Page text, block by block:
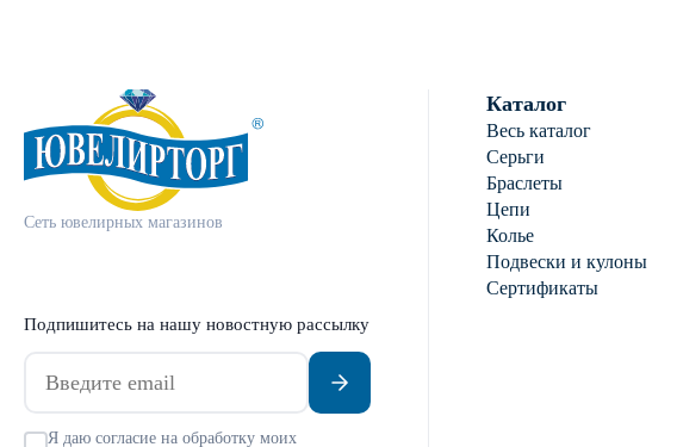
Сеть ювелирных магазинов
Подпишитесь на нашу новостную рассылку
Я даю согласие на обработку моих
Каталог
Весь каталог
Серьги
Браслеты
Цепи
Колье
Подвески и кулоны
Сертификаты